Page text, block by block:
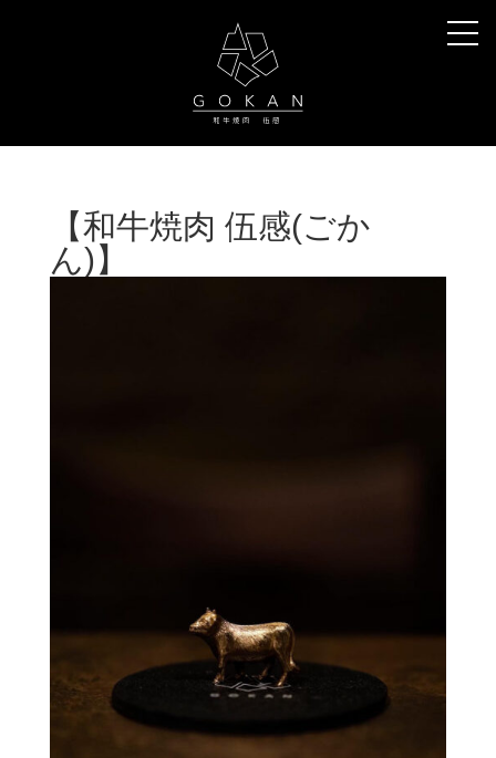
【和牛焼肉 伍感(ごか
ん)】